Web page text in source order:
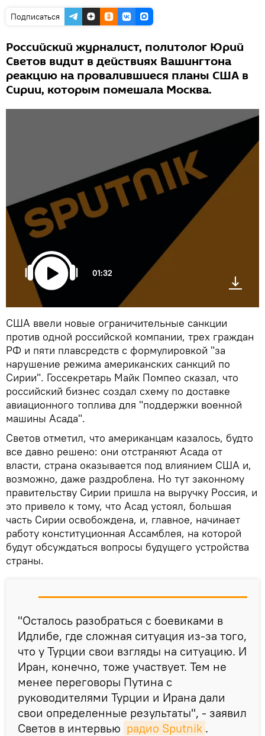
Подписаться
Российский журналист, политолог Юрий
Светов видит в действиях Вашингтона
реакцию на провалившиеся планы США в
Сирии, которым помешала Москва.
01:32
США ввели новые ограничительные санкции
против одной российской компании, трех граждан
РФ и пяти плавсредств с формулировкой "за
нарушение режима американских санкций по
Сирии". Госсекретарь Майк Помпео сказал, что
российский бизнес создал схему по доставке
авиационного топлива для "поддержки военной
машины Асада".
Светов отметил, что американцам казалось, будто
все давно решено: они отстраняют Асада от
власти, страна оказывается под влиянием США и,
возможно, даже раздроблена. Но тут законному
правительству Сирии пришла на выручку Россия, и
это привело к тому, что Асад устоял, большая
часть Сирии освобождена, и, главное, начинает
работу конституционная Ассамблея, на которой
будут обсуждаться вопросы будущего устройства
страны.
"Осталось разобраться с боевиками в
Идлибе, где сложная ситуация из-за того,
что у Турции свои взгляды на ситуацию. И
Иран, конечно, тоже участвует. Тем не
менее переговоры Путина с
руководителями Турции и Ирана дали
свои определенные результаты", - заявил
Светов в интервью радио Sputnik .